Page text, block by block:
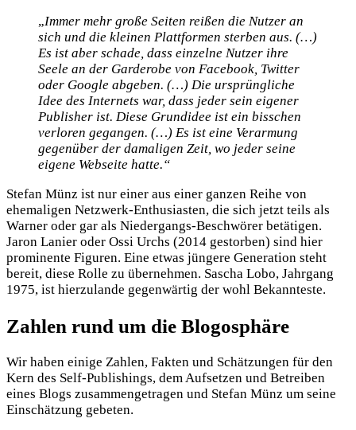
„Immer mehr große Seiten reißen die Nutzer an
sich und die kleinen Plattformen sterben aus. (…)
Es ist aber schade, dass einzelne Nutzer ihre
Seele an der Garderobe von Facebook, Twitter
oder Google abgeben. (…) Die ursprüngliche
Idee des Internets war, dass jeder sein eigener
Publisher ist. Diese Grundidee ist ein bisschen
verloren gegangen. (…) Es ist eine Verarmung
gegenüber der damaligen Zeit, wo jeder seine
eigene Webseite hatte.“
Stefan Münz ist nur einer aus einer ganzen Reihe von
ehemaligen Netzwerk-Enthusiasten, die sich jetzt teils als
Warner oder gar als Niedergangs-Beschwörer betätigen.
Jaron Lanier oder Ossi Urchs (2014 gestorben) sind hier
prominente Figuren. Eine etwas jüngere Generation steht
bereit, diese Rolle zu übernehmen. Sascha Lobo, Jahrgang
1975, ist hierzulande gegenwärtig der wohl Bekannteste.
Zahlen rund um die Blogosphäre
Wir haben einige Zahlen, Fakten und Schätzungen für den
Kern des Self-Publishings, dem Aufsetzen und Betreiben
eines Blogs zusammengetragen und Stefan Münz um seine
Einschätzung gebeten.